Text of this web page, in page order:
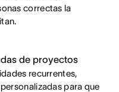
correctas la
de proyectos
recurrentes,
para que